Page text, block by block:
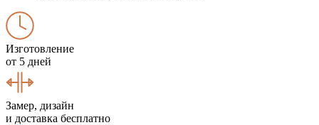
Изготовление
от 5 дней
Замер, дизайн
и доставка бесплатно